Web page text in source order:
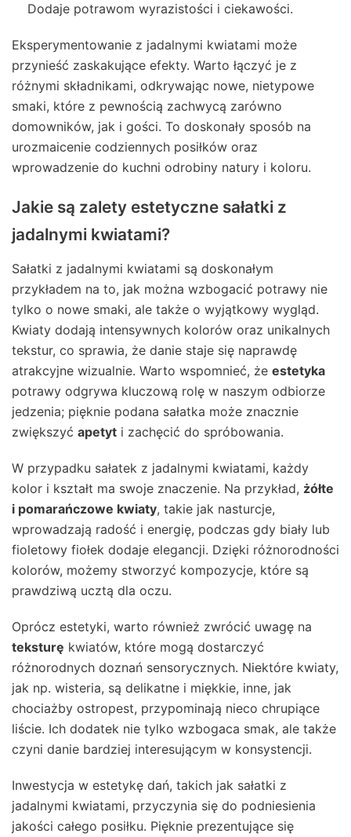
Dodaje potrawom wyrazistości i ciekawości.
Eksperymentowanie z jadalnymi kwiatami może
przynieść zaskakujące efekty. Warto łączyć je z
różnymi składnikami, odkrywając nowe, nietypowe
smaki, które z pewnością zachwycą zarówno
domowników, jak i gości. To doskonały sposób na
urozmaicenie codziennych posiłków oraz
wprowadzenie do kuchni odrobiny natury i koloru.
Jakie są zalety estetyczne sałatki z
jadalnymi kwiatami?
Sałatki z jadalnymi kwiatami są doskonałym
przykładem na to, jak można wzbogacić potrawy nie
tylko o nowe smaki, ale także o wyjątkowy wygląd.
Kwiaty dodają intensywnych kolorów oraz unikalnych
tekstur, co sprawia, że danie staje się naprawdę
atrakcyjne wizualnie. Warto wspomnieć, że estetyka
potrawy odgrywa kluczową rolę w naszym odbiorze
jedzenia; pięknie podana sałatka może znacznie
zwiększyć apetyt i zachęcić do spróbowania.
W przypadku sałatek z jadalnymi kwiatami, każdy
kolor i kształt ma swoje znaczenie. Na przykład, żółte
i pomarańczowe kwiaty, takie jak nasturcje,
wprowadzają radość i energię, podczas gdy biały lub
fioletowy fiołek dodaje elegancji. Dzięki różnorodności
kolorów, możemy stworzyć kompozycje, które są
prawdziwą ucztą dla oczu.
Oprócz estetyki, warto również zwrócić uwagę na
teksturę kwiatów, które mogą dostarczyć
różnorodnych doznań sensorycznych. Niektóre kwiaty,
jak np. wisteria, są delikatne i miękkie, inne, jak
chociażby ostropest, przypominają nieco chrupiące
liście. Ich dodatek nie tylko wzbogaca smak, ale także
czyni danie bardziej interesującym w konsystencji.
Inwestycja w estetykę dań, takich jak sałatki z
jadalnymi kwiatami, przyczynia się do podniesienia
jakości całego posiłku. Pięknie prezentujące się